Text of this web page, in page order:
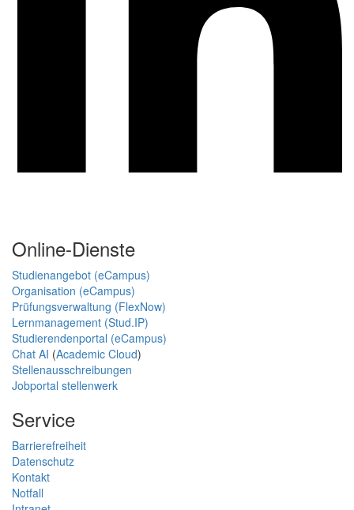
Online-Dienste
Studienangebot (eCampus)
Organisation (eCampus)
Prüfungsverwaltung (FlexNow)
Lernmanagement (Stud.IP)
Studierendenportal (eCampus)
Chat AI (Academic Cloud)
Stellenausschreibungen
Jobportal stellenwerk
Service
Barrierefreiheit
Datenschutz
Kontakt
Notfall